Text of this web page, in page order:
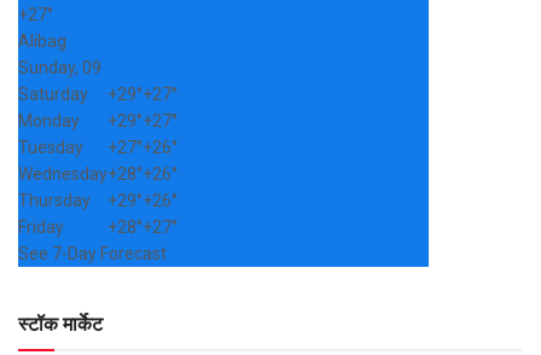
+27°
Alibag
Sunday, 09
Saturday
+29°+27°
Monday
+29°+27°
Tuesday
+27°+26°
Wednesday+28°+26°
Thursday
+29°+26°
Friday
+28°+27°
See 7-Day Forecast
स्टॉक मार्केट